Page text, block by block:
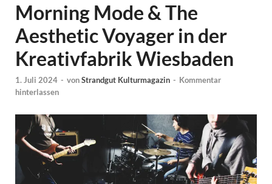
Morning Mode & The
Aesthetic Voyager in der
Kreativfabrik Wiesbaden
1. Juli 2024 - vonStrandgut Kulturmagazin - Kommentar
hinterlassen